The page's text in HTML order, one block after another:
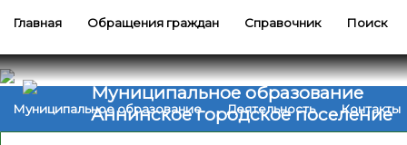
Главная Обращения граждан Справочник Поиск
Муниципальное образование
Аннинское городское поселение
Муниципальное образование Деятельность Контакты